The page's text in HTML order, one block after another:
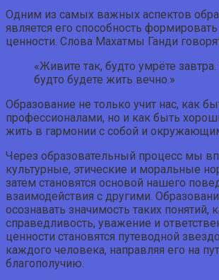
Одним из самых важных аспектов
является его способность
ценности. Слова Махатмы Ганди
«Живите так, будто умрёте завтра.
будто будете жить вечно.»
Образование не только учит нас, как
профессионалами, но и как быть
жить в гармонии с собой и
Через образовательный процесс мы
культурные, этические и моральные
затем становятся основой нашего
взаимодействия с другими.
осознавать значимость таких понятий,
справедливость, уважение и
ценности становятся путеводной
каждого человека, направляя его на
благополучию.